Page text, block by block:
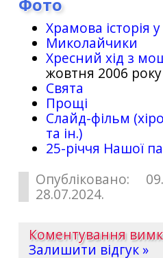
Фото
Храмова історія
Миколайчики
Хресний хід з
жовтня 2006 року
Свята
Прощі
Слайд-фільм
та ін.)
25-рiччя Нашої
Опубліковано:
28.07.2024.
Коментування
Залишити відгук »